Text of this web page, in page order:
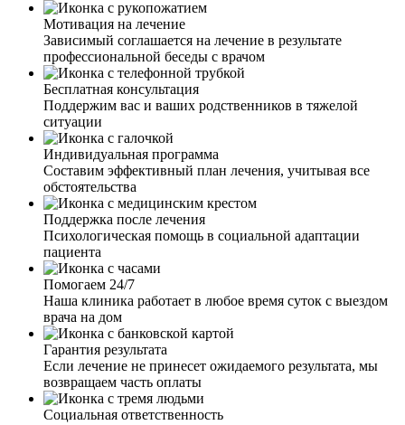
Спасибо команде ваших врачей! Вывели меня из запоя.
Состояние было такое, что и водка уже не лезла, и
остановиться не мог. Выпив очередную рюмку, решил
все-таки действовать. Не зря! Врач, который ко мне
приехал, грамотно и быстро провел процедуру,
установил капельницу, дал все необходимые
рекомендации. Хочу выразить огромную благодарность
за вашу внимательность, профессионализм, терпение и
работу, которую вы выполняете.
Мой муж ушёл в запой на несколько недель. Я
обратилась к вам, так как он не хотел выходить из запоя.
Мне дали четкие рекомендации по поведению с ним. И
через пару дней, благодаря вашим рекомендациям, я
смогла настоять и уговорить мужа о выводе из запоя.
Приехал врач, установил капельницу, провел беседу с
мужем. Теперь муж хочет закодировать, это чудо и
Мотивация на лечение
Зависимый соглашается на лечение в результате
профессиональной беседы с врачом
Бесплатная консультация
Поддержим вас и ваших родственников в тяжелой
ситуации
Индивидуальная программа
Составим эффективный план лечения, учитывая все
обстоятельства
Поддержка после лечения
Психологическая помощь в социальной адаптации
пациента
Помогаем 24/7
Наша клиника работает в любое время суток с выездом
врача на дом
Гарантия результата
Если лечение не принесет ожидаемого результата, мы
возвращаем часть оплаты
Социальная ответственность